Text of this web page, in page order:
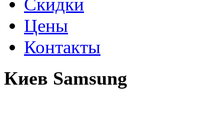
Скидки
Цены
Контакты
Киев Samsung